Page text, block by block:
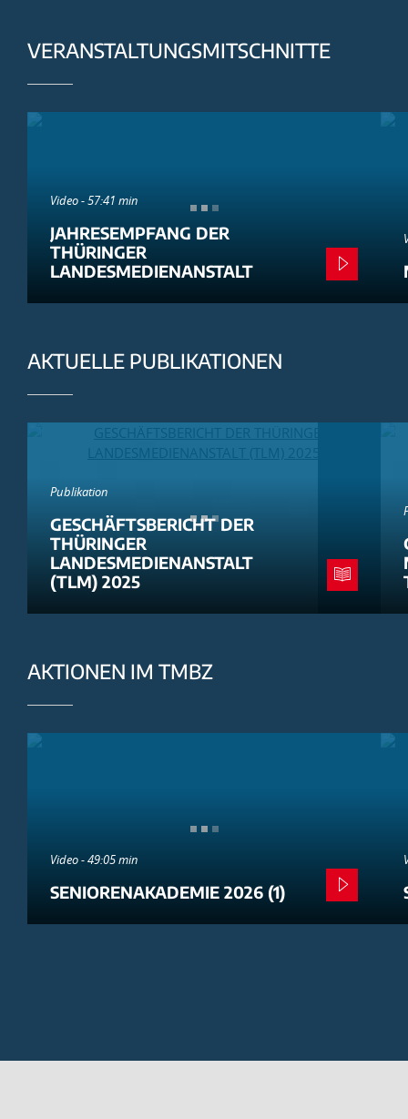
VERANSTALTUNGSMITSCHNITTE
Video - 57:41 min
JAHRESEMPFANG DER
THÜRINGER
LANDESMEDIENANSTALT
AKTUELLE PUBLIKATIONEN
Publikation
GESCHÄFTSBERICHT DER
THÜRINGER
LANDESMEDIENANSTALT
(TLM) 2025
AKTIONEN IM TMBZ
Video - 49:05 min
SENIORENAKADEMIE 2026 (1)